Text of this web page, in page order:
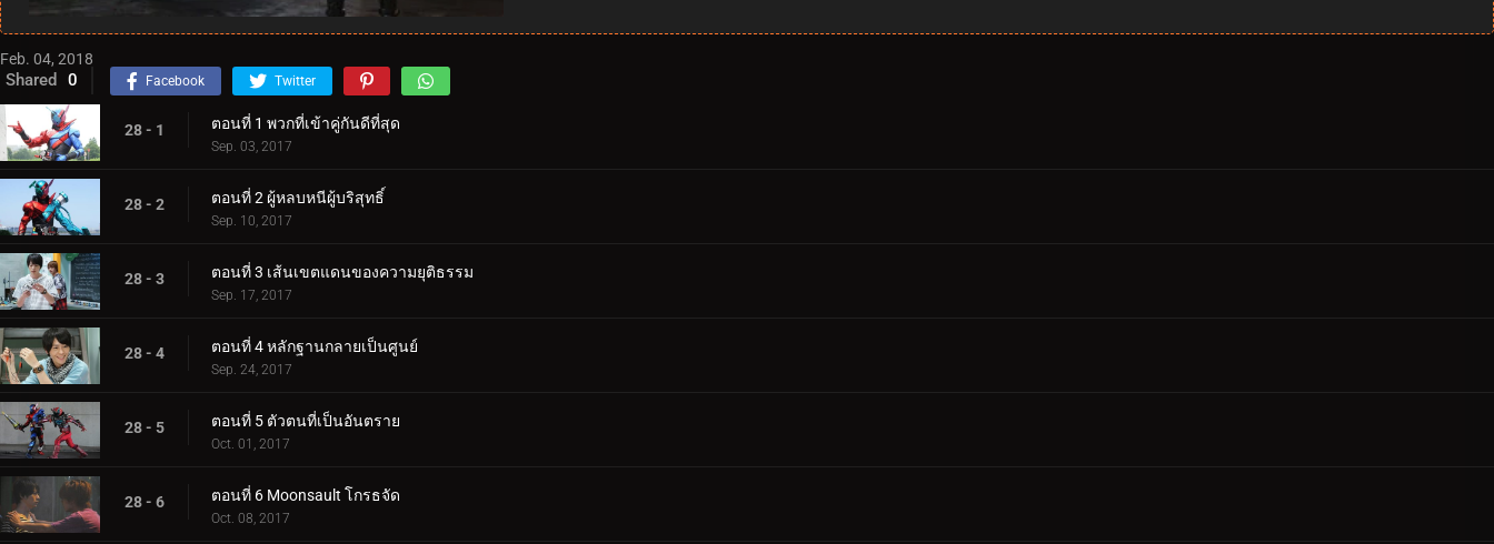
Feb. 04, 2018
Shared 0 Facebook Twitter
28 - 1 ตอนที่ 1 พวกที่เข้าคู่กันดีที่สุด
Sep. 03, 2017
28 - 2 ตอนที่ 2 ผู้หลบหนีผู้บริสุทธิ์
Sep. 10, 2017
28 - 3 ตอนที่ 3 เส้นเขตแดนของความยุติธรรม
Sep. 17, 2017
28 - 4 ตอนที่ 4 หลักฐานกลายเป็นศูนย์
Sep. 24, 2017
28 - 5 ตอนที่ 5 ตัวตนที่เป็นอันตราย
Oct. 01, 2017
28 - 6 ตอนที่ 6 Moonsault โกรธจัด
Oct. 08, 2017